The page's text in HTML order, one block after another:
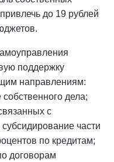
до 19 рублей
поддержку
направлениям:
дела;
с
части
по кредитам;
договорам